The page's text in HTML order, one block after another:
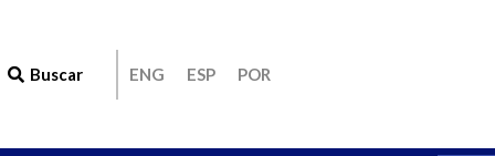
Buscar ENG ESP POR